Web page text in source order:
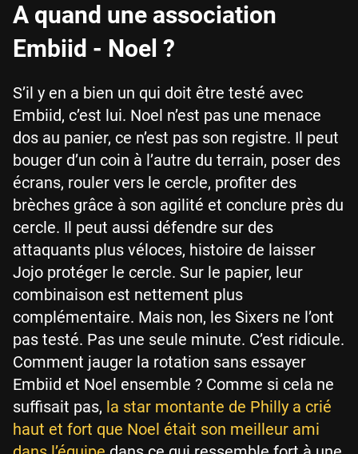
A quand une association
Embiid - Noel ?
S’il y en a bien un qui doit être testé avec
Embiid, c’est lui. Noel n’est pas une menace
dos au panier, ce n’est pas son registre. Il peut
bouger d’un coin à l’autre du terrain, poser des
écrans, rouler vers le cercle, profiter des
brèches grâce à son agilité et conclure près du
cercle. Il peut aussi défendre sur des
attaquants plus véloces, histoire de laisser
Jojo protéger le cercle. Sur le papier, leur
combinaison est nettement plus
complémentaire. Mais non, les Sixers ne l’ont
pas testé. Pas une seule minute. C’est ridicule.
Comment jauger la rotation sans essayer
Embiid et Noel ensemble ? Comme si cela ne
suffisait pas, la star montante de Philly a crié
haut et fort que Noel était son meilleur ami